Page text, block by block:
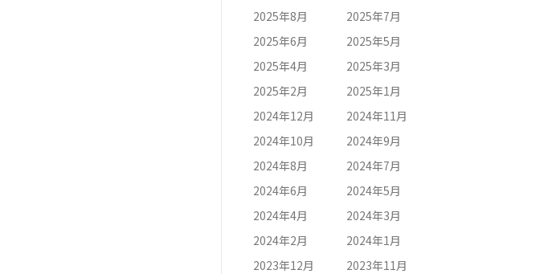
2025年8月
2025年7月
2025年6月
2025年5月
2025年4月
2025年3月
2025年2月
2025年1月
2024年12月
2024年11月
2024年10月
2024年9月
2024年8月
2024年7月
2024年6月
2024年5月
2024年4月
2024年3月
2024年2月
2024年1月
2023年12月
2023年11月